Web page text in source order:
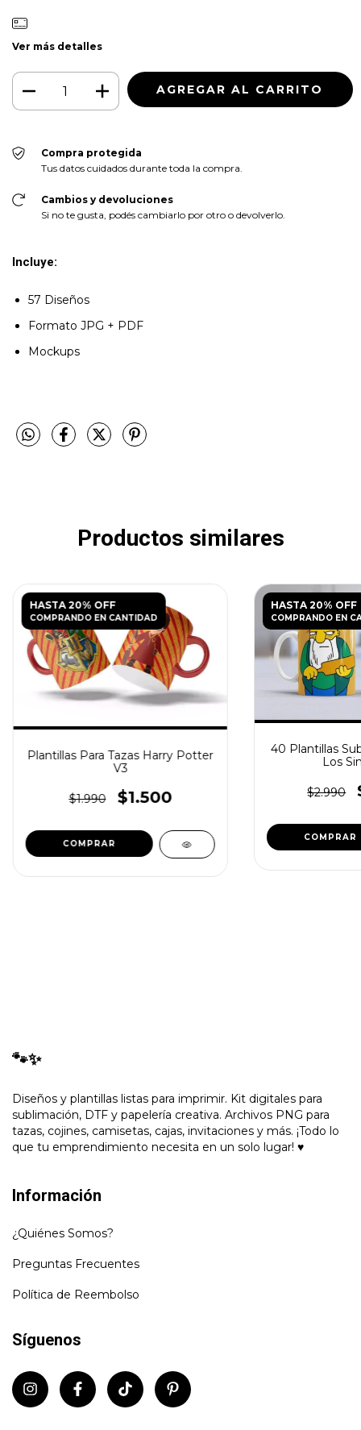
Ver más detalles
Compra protegida
Tus datos cuidados durante toda la compra.
Cambios y devoluciones
Si no te gusta, podés cambiarlo por otro o devolverlo.
Incluye:
57 Diseños
Formato JPG + PDF
Mockups
Productos similares
HASTA 20% OFF
COMPRANDO EN CANTIDAD
Plantillas Para Tazas Harry Potter
V3
$1.990 $1.500
HASTA 20% OFF
COMPRANDO EN
40 Plantillas
Los
$2.990
🐾✨
Diseños y plantillas listas para imprimir. Kit digitales para
sublimación, DTF y papelería creativa. Archivos PNG para
tazas, cojines, camisetas, cajas, invitaciones y más. ¡Todo lo
que tu emprendimiento necesita en un solo lugar! ♥
Información
¿Quiénes Somos?
Preguntas Frecuentes
Política de Reembolso
Síguenos